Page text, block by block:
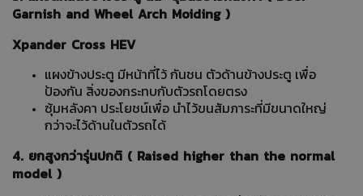
Garnish and Wheel Arch Moiding )
Xpander Cross HEV
แผงข้างประตู มีหน้าที่ไว้ กันชน ตัวด้านข้างประตู เพื่อ
ป้องกัน สิ่งของกระทบกับตัวรถโดยตรง
ซุ้มหลังคา ประโยชน์เพื่อ นําไว้ขนสัมภาระที่มีขนาดใหญ่
กว่าจะไว้ด้านในตัวรถได้
4. ยกสูงกว่ารุ่นปกติ ( Raised higher than the normal
model )